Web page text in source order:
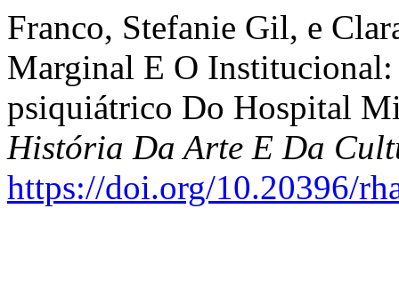
Franco, Stefanie Gil, e
Marginal E O
psiquiátrico Do Hospital
História Da Arte E Da
https://doi.org/10.20396/